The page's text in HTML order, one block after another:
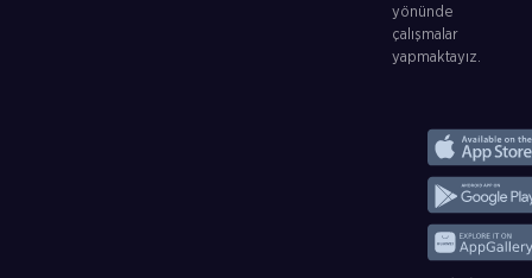
yönünde
çalışmalar
yapmaktayız.